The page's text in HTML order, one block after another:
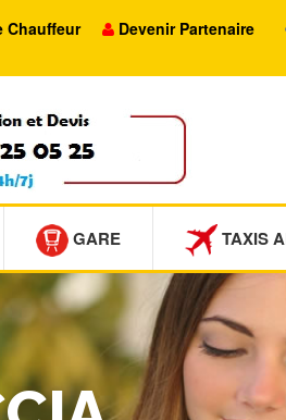
Chauffeur Devenir Partenaire
GARE TAXIS